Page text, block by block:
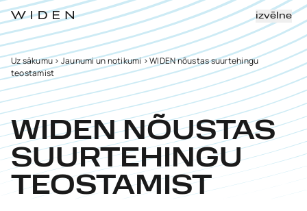
izvēlne
Uz sākumu> Jaunumi un notikumi>WIDEN nõustas suurtehingu
teostamist
WIDEN NÕUSTAS
SUURTEHINGU
TEOSTAMIST